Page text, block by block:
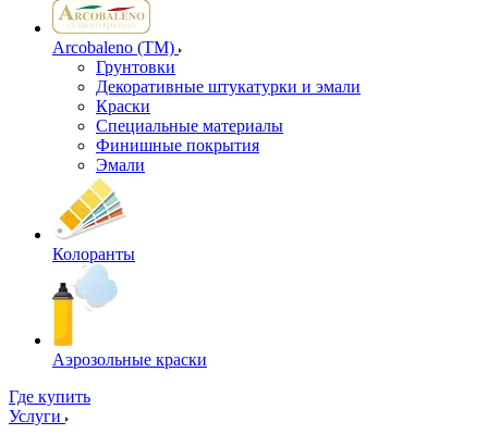
Arcobaleno (ТМ)
Грунтовки
Декоративные штукатурки и эмали
Краски
Специальные материалы
Финишные покрытия
Эмали
Колоранты
Аэрозольные краски
Где купить
Услуги